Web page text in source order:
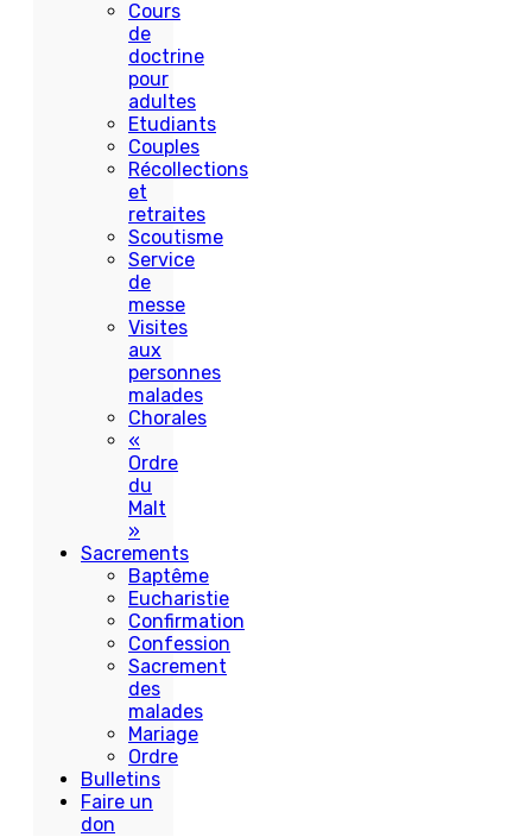
Cours
de
doctrine
pour
adultes
Etudiants
Couples
Récollections
et
retraites
Scoutisme
Service
de
messe
Visites
aux
personnes
malades
Chorales
«
Ordre
du
Malt
»
Sacrements
Baptême
Eucharistie
Confirmation
Confession
Sacrement
des
malades
Mariage
Ordre
Bulletins
Faire un
don